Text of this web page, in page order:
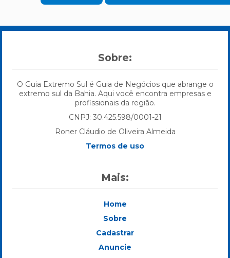
Sobre:
O Guia Extremo Sul é Guia de Negócios que abrange o
extremo sul da Bahia. Aqui você encontra empresas e
profissionais da região.
CNPJ: 30.425.598/0001-21
Roner Cláudio de Oliveira Almeida
Termos de uso
Mais:
Home
Sobre
Cadastrar
Anuncie